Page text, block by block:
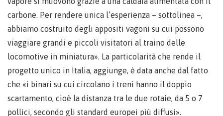
carbone. Per rendere unica l’esperienza – sottolinea –,
abbiamo costruito degli appositi vagoni su cui possono
viaggiare grandi e piccoli visitatori al traino delle
locomotive in miniatura». La particolarità che rende il
progetto unico in Italia, aggiunge, è data anche dal fatto
che «i binari su cui circolano i treni hanno il doppio
scartamento, cioè la distanza tra le due rotaie, da 5 o 7
pollici, secondo gli standard europei più diffusi».